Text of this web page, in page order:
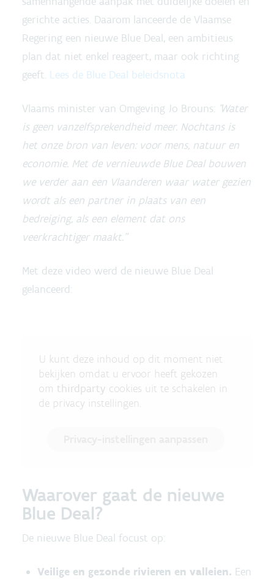
gerichte acties. Daarom lanceerde de Vlaamse
Regering een nieuwe Blue Deal, een ambitieus
plan dat niet enkel reageert, maar ook richting
geeft. Lees de Blue Deal beleidsnota
Vlaams minister van Omgeving Jo Brouns: "Water
is geen vanzelfsprekendheid meer. Nochtans is
het onze bron van leven: voor mens, natuur en
economie. Met de vernieuwde Blue Deal bouwen
we verder aan een Vlaanderen waar water gezien
wordt als een partner in plaats van een
bedreiging, als een element dat ons
veerkrachtiger maakt."
Met deze video werd de nieuwe Blue Deal
gelanceerd:
U kunt deze inhoud op dit moment niet
bekijken omdat u ervoor heeft gekozen
om thirdparty cookies uit te schakelen in
de privacy instellingen.
Waarover gaat de nieuwe
Blue Deal?
De nieuwe Blue Deal focust op:
Veilige en gezonde rivieren en valleien. Een